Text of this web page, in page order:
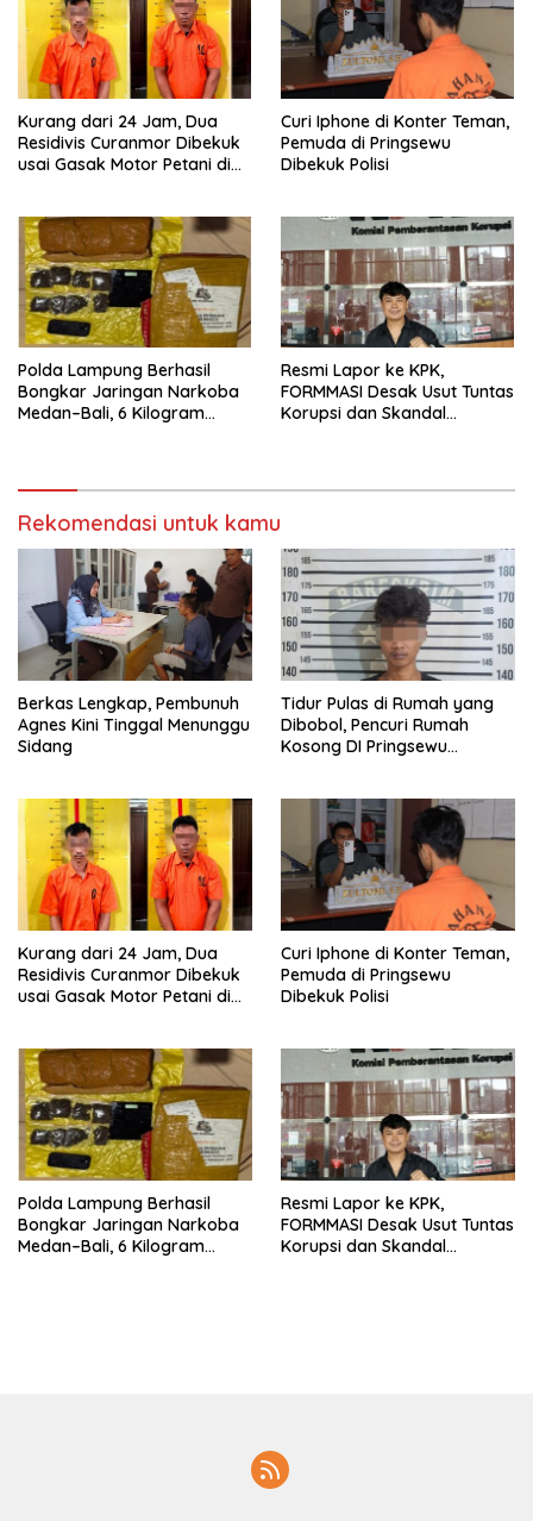
Kurang dari 24 Jam, Dua
Residivis Curanmor Dibekuk
usai Gasak Motor Petani di
Curi Iphone di Konter Teman,
Pemuda di Pringsewu
Dibekuk Polisi
Polda Lampung Berhasil
Bongkar Jaringan Narkoba
Medan–Bali, 6 Kilogram
Resmi Lapor ke KPK,
FORMMASI Desak Usut Tuntas
Korupsi dan Skandal
Rekomendasi untuk kamu
Berkas Lengkap, Pembunuh
Agnes Kini Tinggal Menunggu
Sidang
Tidur Pulas di Rumah yang
Dibobol, Pencuri Rumah
Kosong DI Pringsewu
Kurang dari 24 Jam, Dua
Residivis Curanmor Dibekuk
usai Gasak Motor Petani di
Curi Iphone di Konter Teman,
Pemuda di Pringsewu
Dibekuk Polisi
Polda Lampung Berhasil
Bongkar Jaringan Narkoba
Medan–Bali, 6 Kilogram
Resmi Lapor ke KPK,
FORMMASI Desak Usut Tuntas
Korupsi dan Skandal